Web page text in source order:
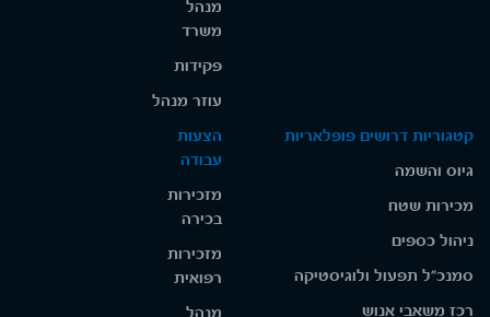
מנהל
משרד
פקידות
עוזר מנהל
קטגוריות דרושים פופלאריות
גיוס והשמה
מכירות שטח
ניהול כספים
סמנכ"ל תפעול ולוגיסטיקה
רכז משאבי אנוש
הצעות
עבודה
מזכירות
בכירה
מזכירות
רפואית